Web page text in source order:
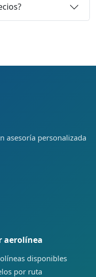
asesoría personalizada
aerolínea
disponibles
por ruta